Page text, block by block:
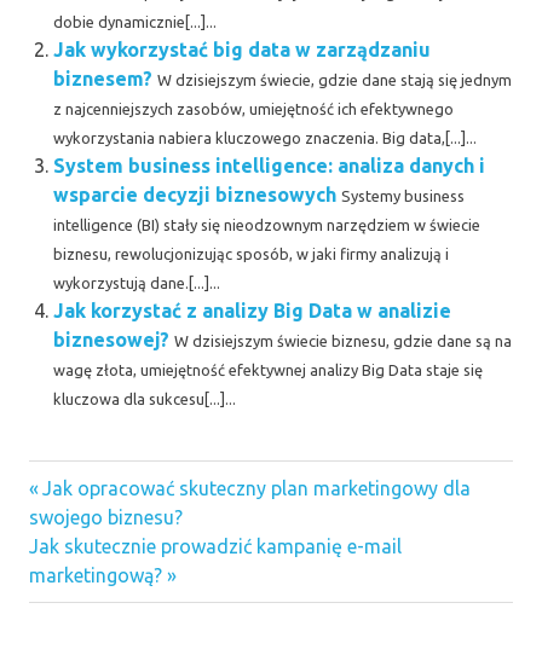
dobie dynamicznie[...]...
Jak wykorzystać big data w zarządzaniu
biznesem? W dzisiejszym świecie, gdzie dane stają się jednym
z najcenniejszych zasobów, umiejętność ich efektywnego
wykorzystania nabiera kluczowego znaczenia. Big data,[...]...
System business intelligence: analiza danych i
wsparcie decyzji biznesowych Systemy business
intelligence (BI) stały się nieodzownym narzędziem w świecie
biznesu, rewolucjonizując sposób, w jaki firmy analizują i
wykorzystują dane.[...]...
Jak korzystać z analizy Big Data w analizie
biznesowej? W dzisiejszym świecie biznesu, gdzie dane są na
wagę złota, umiejętność efektywnej analizy Big Data staje się
kluczowa dla sukcesu[...]...
Nawigacja
wpisu
Previous
Post:
Jak opracować skuteczny plan marketingowy dla
swojego biznesu?
Next
Post:
Jak skutecznie prowadzić kampanię e-mail
marketingową?